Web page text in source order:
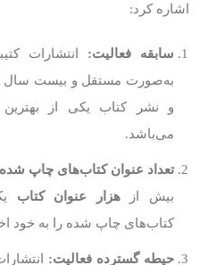
اشاره کرد:
سابقه فعالیت: انتشارات
به‌صورت مستقل و بیست سال
و نشر کتاب یکی از بهترین
می‌باشد.
تعداد عنوان کتاب‌های چاپ
بیش ازهزار عنوان کتاب
کتاب‌های چاپ شده را به خود
حیطه گسترده فعالیت: